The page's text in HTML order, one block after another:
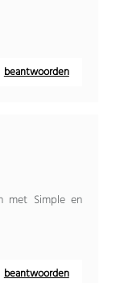
beantwoorden
met Simple en
beantwoorden